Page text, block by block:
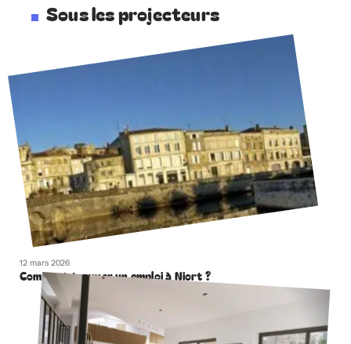
Sous les projecteurs
12 mars 2026
Comment trouver un emploi à Niort ?